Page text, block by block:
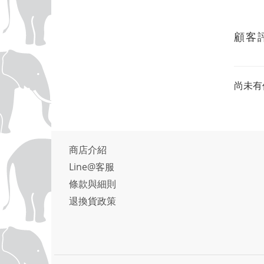
顧客
尚未
商店介紹
Line@客服
條款與細則
退換貨政策